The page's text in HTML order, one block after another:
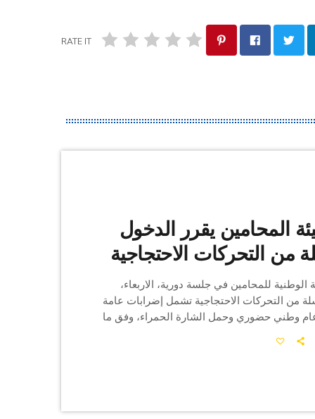
RATE IT
المحامين يقرر الدخول
التحركات الاحتجاجية
للمحامين في جلسة دورية، الاربعاء،
من التحركات الاحتجاجية تشمل إضرابات عامة
وطني حضوري وحمل الشارة الحمراء، وفق ما
عام حضوري في محاكم تونس الكبرى ونابل